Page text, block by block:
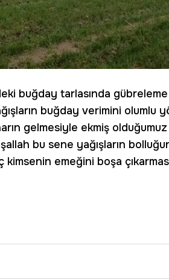
buğday tarlasında gübreleme
buğday verimini olumlu
gelmesiyle ekmiş
bu sene yağışların
emeğini boşa